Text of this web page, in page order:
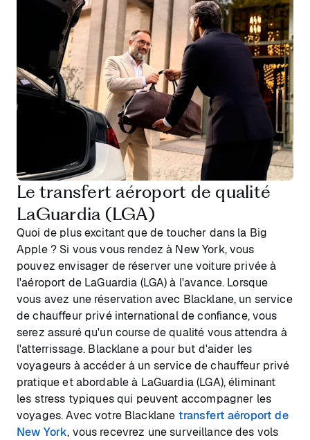
Le transfert aéroport de qualité
LaGuardia (LGA)
Quoi de plus excitant que de toucher dans la Big
Apple ? Si vous vous rendez à New York, vous
pouvez envisager de réserver une voiture privée à
l'aéroport de LaGuardia (LGA) à l'avance. Lorsque
vous avez une réservation avec Blacklane, un service
de chauffeur privé international de confiance, vous
serez assuré qu'un course de qualité vous attendra à
l'atterrissage. Blacklane a pour but d'aider les
voyageurs à accéder à un service de chauffeur privé
pratique et abordable à LaGuardia (LGA), éliminant
les stress typiques qui peuvent accompagner les
voyages. Avec votre Blacklane transfert aéroport de
New York, vous recevrez une surveillance des vols